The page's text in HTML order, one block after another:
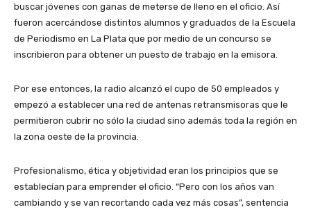
buscar jóvenes con ganas de meterse de lleno en el oficio. Así
fueron acercándose distintos alumnos y graduados de la Escuela
de Periodismo en La Plata que por medio de un concurso se
inscribieron para obtener un puesto de trabajo en la emisora.
Por ese entonces, la radio alcanzó el cupo de 50 empleados y
empezó a establecer una red de antenas retransmisoras que le
permitieron cubrir no sólo la ciudad sino además toda la región en
la zona oeste de la provincia.
Profesionalismo, ética y objetividad eran los principios que se
establecían para emprender el oficio. “Pero con los años van
cambiando y se van recortando cada vez más cosas”, sentencia